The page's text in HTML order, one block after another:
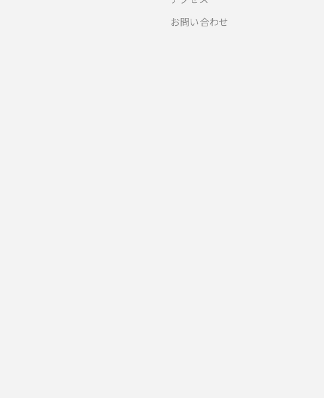
お問い合わせ